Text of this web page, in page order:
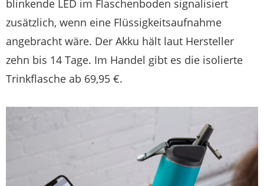
blinkende LED im Flaschenboden signalisiert
zusätzlich, wenn eine Flüssigkeitsaufnahme
angebracht wäre. Der Akku hält laut Hersteller
zehn bis 14 Tage. Im Handel gibt es die isolierte
Trinkflasche ab 69,95 €.